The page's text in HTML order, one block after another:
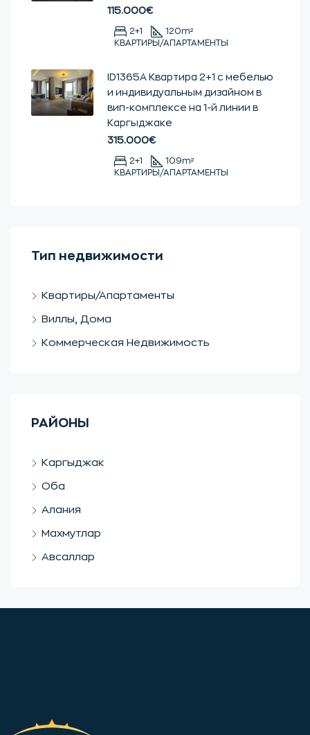
115.000€
2+1 120m²
КВАРТИРЫ/АПАРТАМЕНТЫ
ID1365А Квартира 2+1 с мебелью
и индивидуальным дизайном в
вип-комплексе на 1-й линии в
Каргыджаке
315.000€
2+1 109m²
КВАРТИРЫ/АПАРТАМЕНТЫ
Тип недвижимости
Квартиры/Апартаменты
Виллы, Дома
Коммерческая Недвижимость
РАЙОНЫ
Каргыджак
Оба
Алания
Махмутлар
Авсаллар